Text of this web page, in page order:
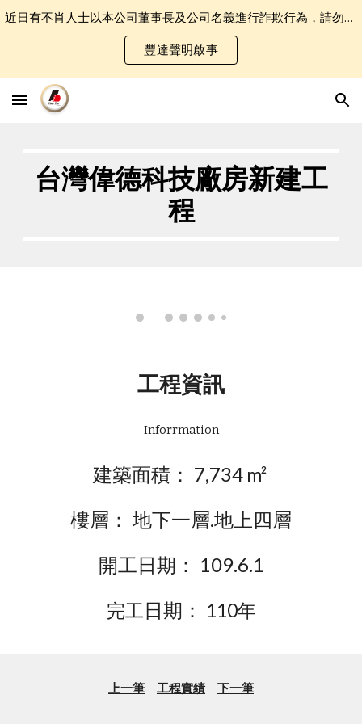
近日有不肖人士以本公司董事長及公司名義進行詐欺行為，請勿誤認受騙．
豐達聲明啟事
台灣偉德科技廠房新建工
程
工程資訊
Inforrmation
建築面積： 7,734 m²
樓層： 地下一層.地上四層
開工日期： 109.6.1
完工日期： 110年
上一筆 工程實績 下一筆